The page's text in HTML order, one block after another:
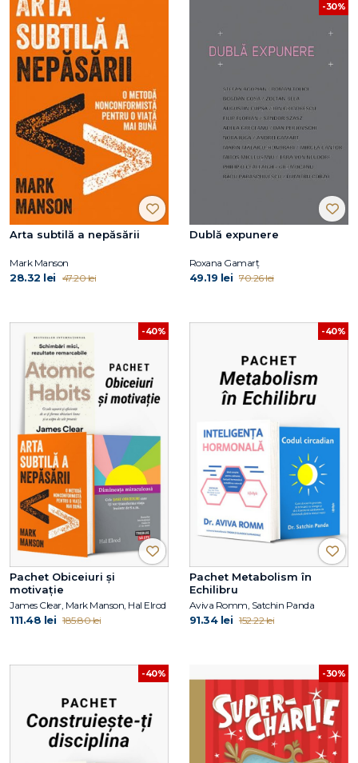
Arta subtilă a nepăsării
Mark Manson
28.32 lei 47.20 lei
-30%
Dublă expunere
Roxana Gamarţ
49.19 lei 70.26 lei
-40%
Pachet Obiceiuri și
motivație
James Clear, Mark Manson, Hal Elrod
111.48 lei 185.80 lei
-40%
Pachet Metabolism în
Echilibru
Aviva Romm, Satchin Panda
91.34 lei 152.22 lei
-40% -30%